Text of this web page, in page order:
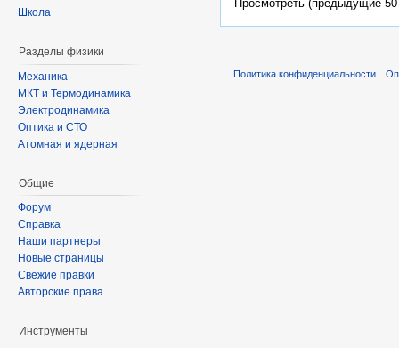
Просмотреть (предыдущие
Школа
Разделы физики
Механика
МКТ и Термодинамика
Электродинамика
Оптика и СТО
Атомная и ядерная
Общие
Форум
Справка
Наши партнеры
Новые страницы
Свежие правки
Авторские права
Инструменты
Политика конфиденциальности